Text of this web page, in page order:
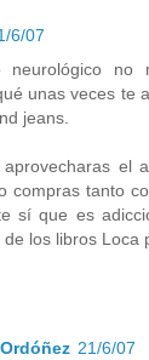
6/07
neurológico no
unas veces te
jeans.
el
compras tanto
sí que es
de los libros Loca
21/6/07